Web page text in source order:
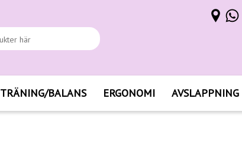
TRÄNING/BALANS ERGONOMI AVSLAPPNING